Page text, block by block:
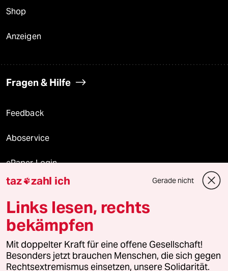
Shop
Anzeigen
Fragen & Hilfe
Feedback
Aboservice
ePaper Login
Downloads für Abonnierende
© 2026 taz Verlags und Vertriebs GmbH
Alle Rechte vorbehalten. Bei rechtlichen Fragen oder für Genehmigungen
wenden Sie sich bitte an
lizenzen@taz.de
taz zahl ich Gerade nicht
Links lesen, rechts
bekämpfen
Mit doppelter Kraft für eine offene Gesellschaft!
Besonders jetzt brauchen Menschen, die sich gegen
Rechtsextremismus einsetzen, unsere Solidarität.